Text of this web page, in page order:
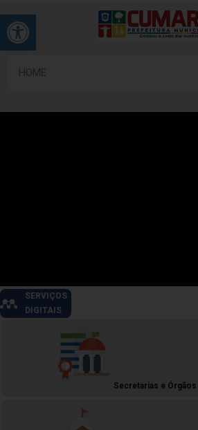
Barra de
SERVIÇOS
DIGITAIS
Secretarias e Órgãos